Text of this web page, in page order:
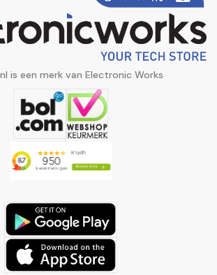
is een merk van Electronic Works